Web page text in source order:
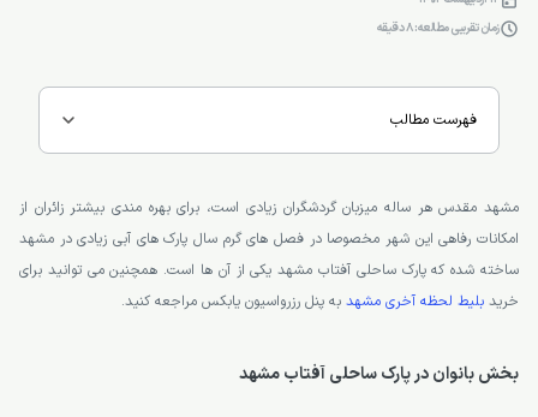
زمان تقریبی مطالعه: 8 دقیقه
فهرست مطالب
مشهد مقدس هر ساله میزبان گردشگران زیادی است، برای بهره مندی بیشتر زائران از
امکانات رفاهی این شهر مخصوصا در فصل های گرم سال پارک های آبی زیادی در مشهد
ساخته شده که پارک ساحلی آفتاب مشهد یکی از آن ها است. همچنین می توانید برای
خرید بلیط لحظه آخری مشهد به پنل رزرواسیون یابکس مراجعه کنید.
بخش بانوان در پارک ساحلی آفتاب مشهد